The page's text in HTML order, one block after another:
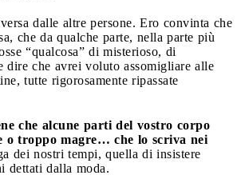
dalle altre persone. Ero convinta che
che da qualche parte, nella parte più
“qualcosa” di misterioso, di
dire che avrei voluto assomigliare alle
tutte rigorosamente ripassate
che alcune parti del vostro corpo
o troppo magre… che lo scriva nei
dei nostri tempi, quella di insistere
dettati dalla moda.